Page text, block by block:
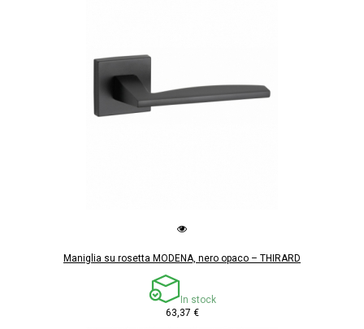
Maniglia su rosetta MODENA, nero opaco – THIRARD
In stock
63,37 €